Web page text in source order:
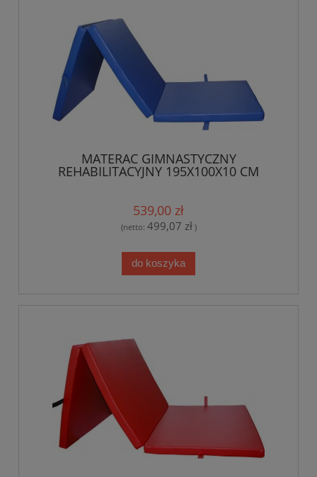
MATERAC GIMNASTYCZNY
REHABILITACYJNY 195X100X10 CM
539,00 zł
(netto: 499,07 zł)
do koszyka